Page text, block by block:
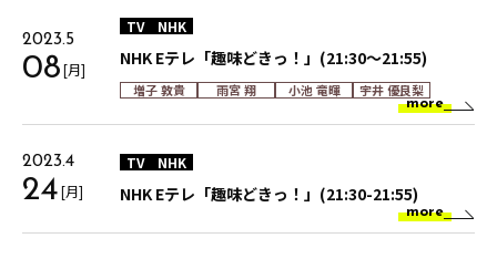
2023.5
08[月]
TV NHK
NHK Eテレ「趣味どきっ！」(21:30～21:55)
増子 敦貴 雨宮 翔 小池 竜暉 宇井 優良梨
more
2023.4
24[月]
TV NHK
NHK Eテレ「趣味どきっ！」(21:30-21:55)
more